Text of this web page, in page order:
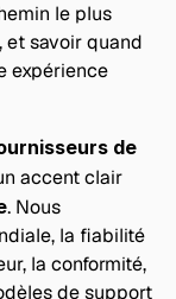
le plus
et savoir quand
expérience
de
accent clair
. Nous
la fiabilité
la conformité,
de support